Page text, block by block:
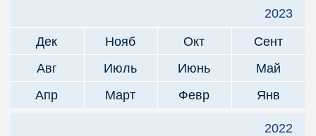
2023
Дек
Нояб Окт
Сент
Авг
Июль Июнь
Май
Апр
Март Февр Янв
2022